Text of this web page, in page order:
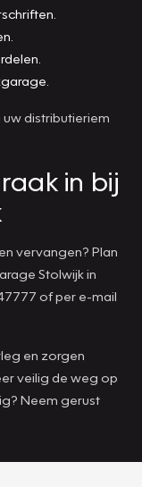
distributieriem
in bij
vervangen? Plan
Stolwijk in
of per e-mail
en zorgen
veilig de weg op
Neem gerust